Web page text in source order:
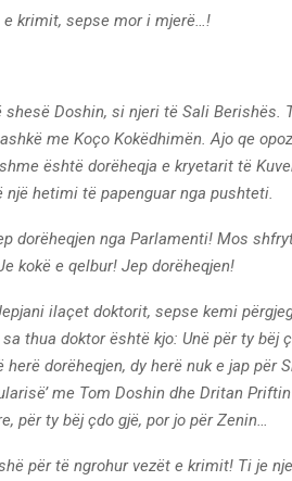
krimit, sepse mor i mjerë…!
shesë Doshin, si njeri të Sali Berishës.
me Koço Kokëdhimën. Ajo qe
është dorëheqja e kryetarit të
hetimi të papenguar nga pushteti.
dorëheqjen nga Parlamenti! Mos
kokë e qelbur! Jep dorëheqjen!
ilaçet doktorit, sepse kemi
thua doktor është kjo: Unë për ty bëj
dorëheqjen, dy herë nuk e jap për
me Tom Doshin dhe Dritan
për ty bëj çdo gjë, por jo për Zenin…
për të ngrohur vezët e krimit! Ti je